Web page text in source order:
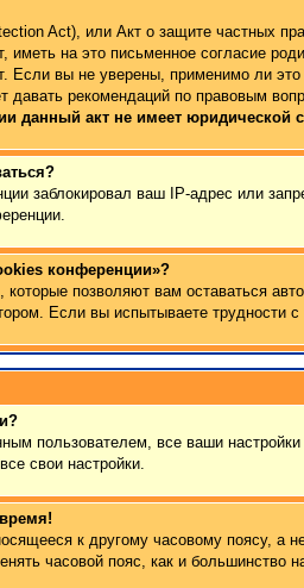
Act), или Акт о защите частных
на это письменное согласие
Если вы не уверены, применимо ли
давать рекомендаций по правовым
данный акт не имеет юридической
заблокировал ваш IP-адрес или
конференции»?
позволяют вам оставаться
Если вы испытываете
пользователем, все ваши
свои настройки.
к другому часовому поясу, а
часовой пояс, как и большинство